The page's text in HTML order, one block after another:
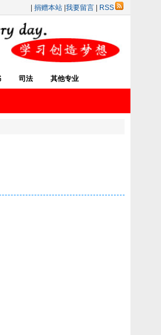
捐赠本站 我要留言 RSS
司法 其他专业